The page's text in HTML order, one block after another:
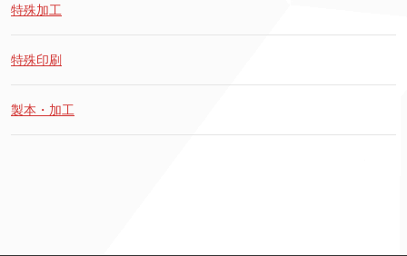
特殊加工
特殊印刷
製本・加工